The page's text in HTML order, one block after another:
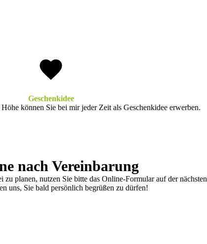
Geschenkidee
können Sie bei mir jeder Zeit als Geschenkidee erwerben.
nach Vereinbarung
zu planen, nutzen Sie bitte das Online-Formular auf der nächsten
uns, Sie bald persönlich begrüßen zu dürfen!